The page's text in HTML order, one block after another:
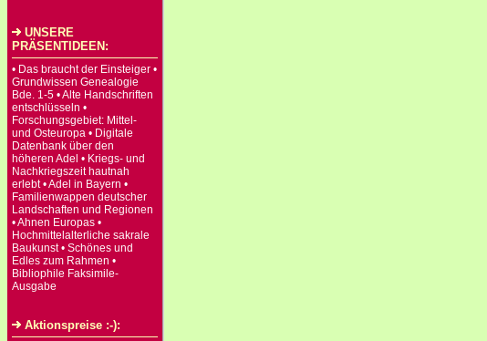
UNSERE
PRÄSENTIDEEN:
• Das braucht der Einsteiger •
Grundwissen Genealogie
Bde. 1-5 • Alte Handschriften
entschlüsseln •
Forschungsgebiet: Mittel-
und Osteuropa • Digitale
Datenbank über den
höheren Adel • Kriegs- und
Nachkriegszeit hautnah
erlebt • Adel in Bayern •
Familienwappen deutscher
Landschaften und Regionen
• Ahnen Europas •
Hochmittelalterliche sakrale
Baukunst • Schönes und
Edles zum Rahmen •
Bibliophile Faksimile-
Ausgabe
Aktionspreise :-):